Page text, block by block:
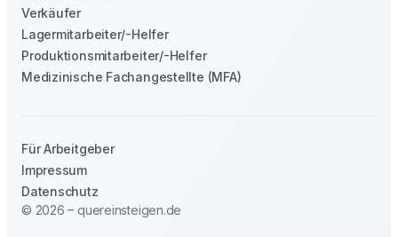
Verkäufer
Lagermitarbeiter/-Helfer
Produktionsmitarbeiter/-Helfer
Medizinische Fachangestellte (MFA)
© 2026 – quereinsteigen.de
Für Arbeitgeber
Impressum
Datenschutz